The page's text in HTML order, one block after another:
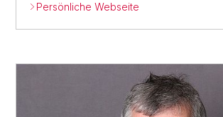
Persönliche Webseite